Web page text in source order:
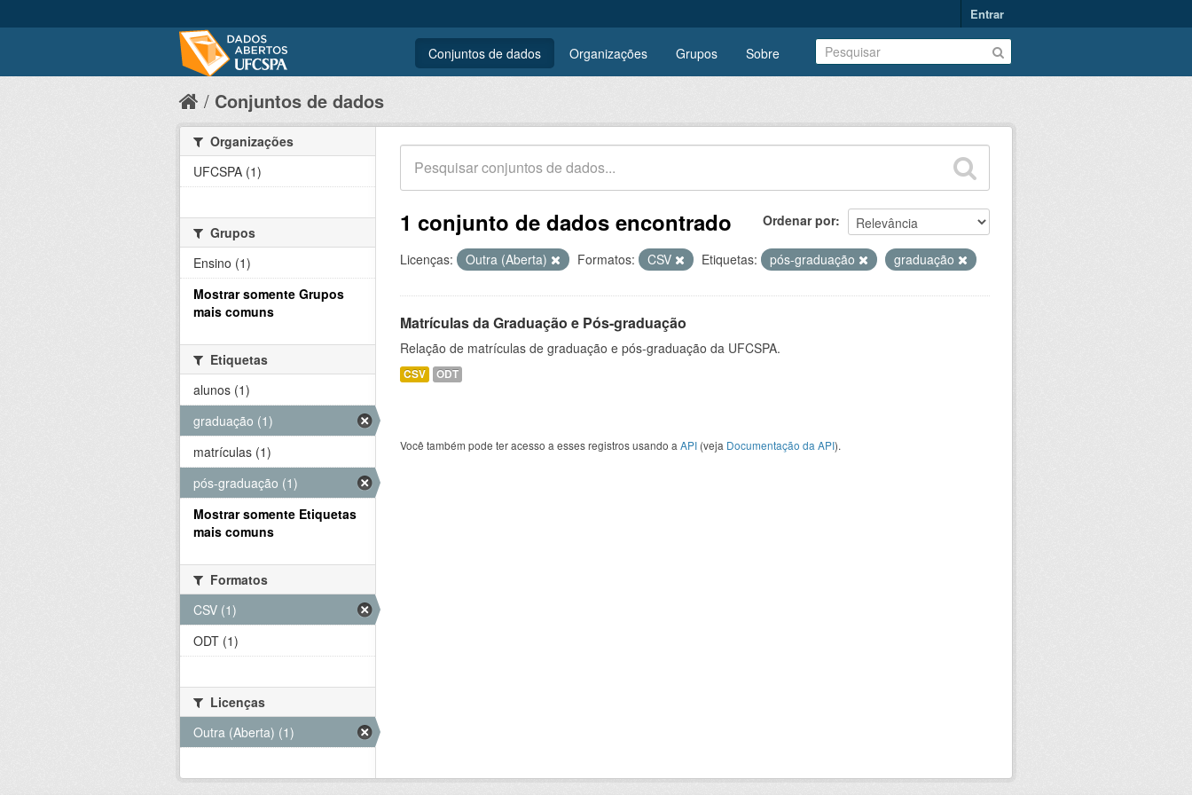
Entrar
Conjuntos de dados Organizações Grupos Sobre
Conjuntos de dados
Ordenar por
1 conjunto de dados encontrado
Licenças: Outra (Aberta) Formatos: CSV Etiquetas: pós-graduação graduação
Matrículas da Graduação e Pós-graduação
Relação de matrículas de graduação e pós-graduação da UFCSPA.
CSV ODT
Você também pode ter acesso a esses registros usando a API (veja Documentação da API).
Organizações
UFCSPA (1)
Grupos
Ensino (1)
Mostrar somente Grupos
mais comuns
Etiquetas
alunos (1)
graduação (1)
matrículas (1)
pós-graduação (1)
Mostrar somente Etiquetas
mais comuns
Formatos
CSV (1)
ODT (1)
Licenças
Outra (Aberta) (1)